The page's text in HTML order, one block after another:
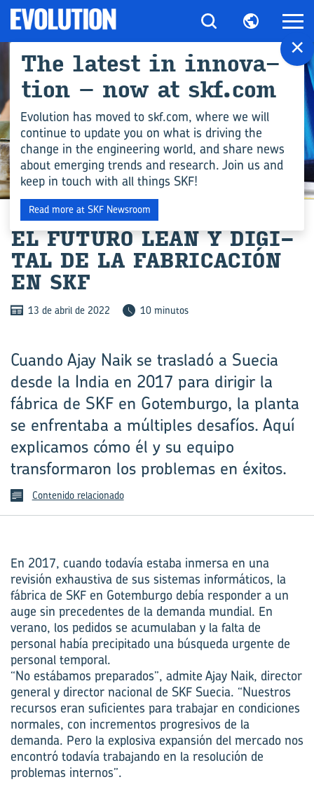
FABRICACIÓN
EL FU­TU­RO LEAN Y DI­GI­
TAL DE LA FA­BRI­CA­CIÓN
EN SKF
13 de abril de 2022 10 minutos
Cuando Ajay Naik se trasladó a Suecia
desde la India en 2017 para dirigir la
fábrica de SKF en Gotemburgo, la planta
se enfrentaba a múltiples desafíos. Aquí
explicamos cómo él y su equipo
transformaron los problemas en éxitos.
Contenido relacionado
En 2017, cuando todavía estaba inmersa en una
revisión exhaustiva de sus sistemas informáticos, la
fábrica de SKF en Gotemburgo debía responder a un
auge sin precedentes de la demanda mundial. En
verano, los pedidos se acumulaban y la falta de
personal había precipitado una búsqueda urgente de
personal temporal.
“No estábamos preparados”, admite Ajay Naik, director
general y director nacional de SKF Suecia. “Nuestros
recursos eran suficientes para trabajar en condiciones
normales, con incrementos progresivos de la
demanda. Pero la explosiva expansión del mercado nos
encontró todavía trabajando en la resolución de
problemas internos”.
×
The la­test in in­no­va­
tion – now at skf.com
Evolution has moved to skf.com, where we will
continue to update you on what is driving the
change in the engineering world, and share news
about emerging trends and research. Join us and
keep in touch with all things SKF!
Read more at SKF Newsroom